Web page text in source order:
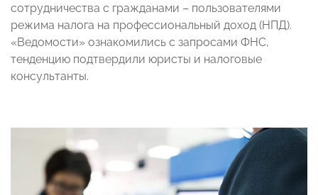
сотрудничества с гражданами – пользователями
режима налога на профессиональный доход (НПД).
«Ведомости» ознакомились с запросами ФНС,
тенденцию подтвердили юристы и налоговые
консультанты.